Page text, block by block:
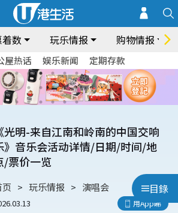
数 玩乐情报 购物情报
屋热话 娱乐新闻 定期存款
目錄
光明-来自江南和岭南的中国交响
》音乐会活动详情/日期/时间/地
/票价一览
玩乐情报 演唱会
用App睇